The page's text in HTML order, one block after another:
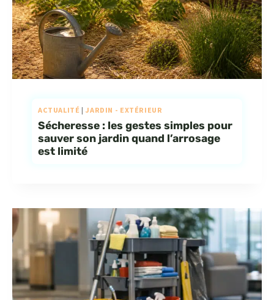
ACTUALITÉ | JARDIN - EXTÉRIEUR
Sécheresse : les gestes simples pour
sauver son jardin quand l’arrosage
est limité